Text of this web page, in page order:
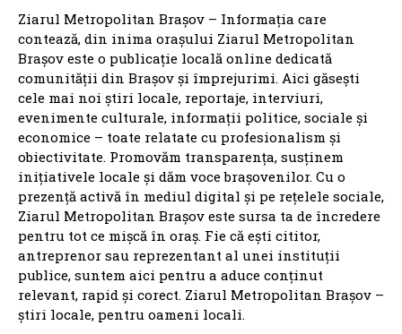
Ziarul Metropolitan Brașov – Informația care
contează, din inima orașului Ziarul Metropolitan
Brașov este o publicație locală online dedicată
comunității din Brașov și împrejurimi. Aici găsești
cele mai noi știri locale, reportaje, interviuri,
evenimente culturale, informații politice, sociale și
economice – toate relatate cu profesionalism și
obiectivitate. Promovăm transparența, susținem
inițiativele locale și dăm voce brașovenilor. Cu o
prezență activă în mediul digital și pe rețelele sociale,
Ziarul Metropolitan Brașov este sursa ta de încredere
pentru tot ce mișcă în oraș. Fie că ești cititor,
antreprenor sau reprezentant al unei instituții
publice, suntem aici pentru a aduce conținut
relevant, rapid și corect. Ziarul Metropolitan Brașov –
știri locale, pentru oameni locali.